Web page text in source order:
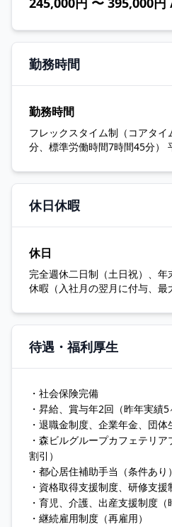
勤務時間
勤務時間
フレックスタイム制（コアタ
分、標準労働時間7時間45分）
休日休暇
休日
完全週休二日制（土日祝）、
休暇（入社月の翌月に付与、最
待遇・福利厚生
・社会保険完備
・昇給、賞与年2回（昨年実績5
・退職金制度、企業年金、団体
・森ビルグループカフェテリ
割引）
・都心居住補助手当（条件あり）
・資格取得支援制度、研修支援
・育児、介護、出産支援制度（
・継続雇用制度（再雇用）